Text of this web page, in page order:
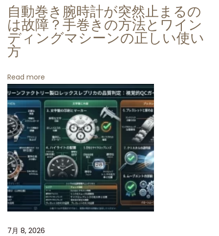
ャ
ス
ト
1
2
6
3
3
4
：
最
新
3
2
3
5
ム
自動巻き腕時計が突然止まるの
は故障？手巻きの方法とワイン
ディングマシーンの正しい使い
方
Read more
7月 8, 2026